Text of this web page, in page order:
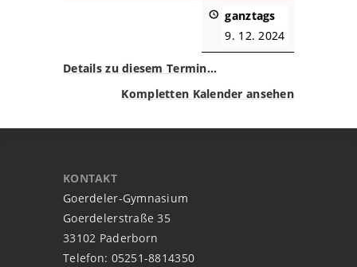
ganztags
9. 12. 2024
Details zu diesem Termin…
Kompletten Kalender ansehen
KONTAKT
Goerdeler-Gymnasium
Goerdelerstraße 35
33102 Paderborn
Telefon: 05251-8814350